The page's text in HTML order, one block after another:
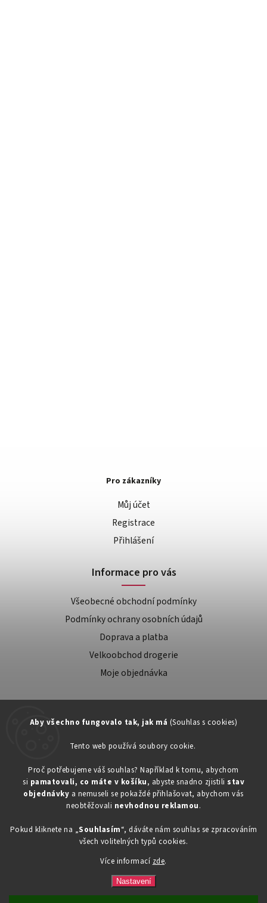
Aby všechno fungovalo tak, jak má (Souhlas s cookies)
Tento web používá soubory cookie.
Proč potřebujeme váš souhlas? Například k tomu, abychom
si pamatovali, co máte v košíku, abyste snadno zjistili stav
objednávky a nemuseli se pokaždé přihlašovat, abychom vás
neobtěžovali nevhodnou reklamou.
Pokud kliknete na „Souhlasím“, dáváte nám souhlas se zpracováním
všech volitelných typů cookies.
Více informací zde.
Nastavení
734603917
eshop@toner-rl.cz
Pro zákazníky
Můj účet
Registrace
Přihlášení
Informace pro vás
Všeobecné obchodní podmínky
Podmínky ochrany osobních údajů
Doprava a platba
Velkoobchod drogerie
Moje objednávka
Copyright 2026Drogerka24.cz. Všechna práva vyhrazena.
VytvořilShoptet| Design